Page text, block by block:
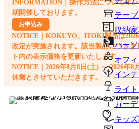
テー
収納
パー
オフ
イン
ライ
ガー
キッ
他のサイトで見つけた商品ページのURLを貼り付けて、カート
INFORMATION｜操作方法についてオ
期開催しております。
お申込み
NOTICE｜KOKUYO、ITOKI製品は
改定が実施されます。該当製品につきま
ト内の表示価格を更新いたします。
NOTICE｜2026年8月8日(土) ～ 2026年8
休業とさせていただきます。